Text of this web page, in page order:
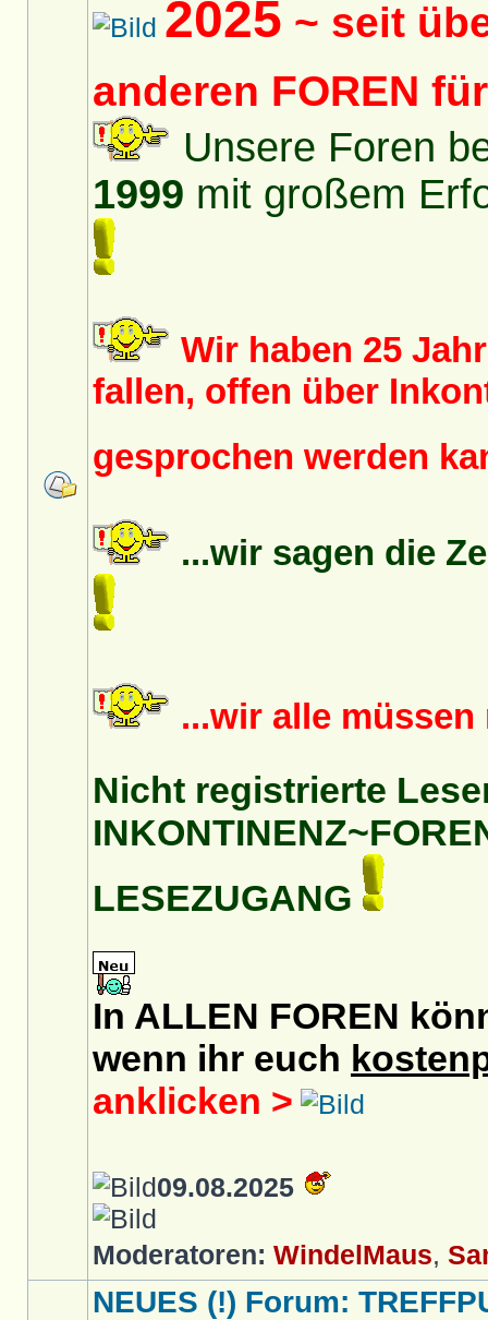
2025 ~ seit
anderen FOREN
Unsere Foren
1999 mit großem
Wir haben 25
fallen, offen über
gesprochen werden
...wir sagen die
...wir alle
Nicht registrierte
LESEZUGANG
In ALLEN FOREN
wenn ihr euch
anklicken >
09.08.2025
Moderatoren: WindelMaus,
NEUES (!) Forum: